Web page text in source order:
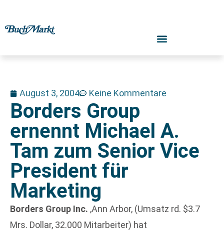
August 3, 2004 Keine Kommentare
Borders Group
ernennt Michael A.
Tam zum Senior Vice
President für
Marketing
Borders Group Inc. ,Ann Arbor, (Umsatz rd. $3.7
Mrs. Dollar, 32.000 Mitarbeiter) hat